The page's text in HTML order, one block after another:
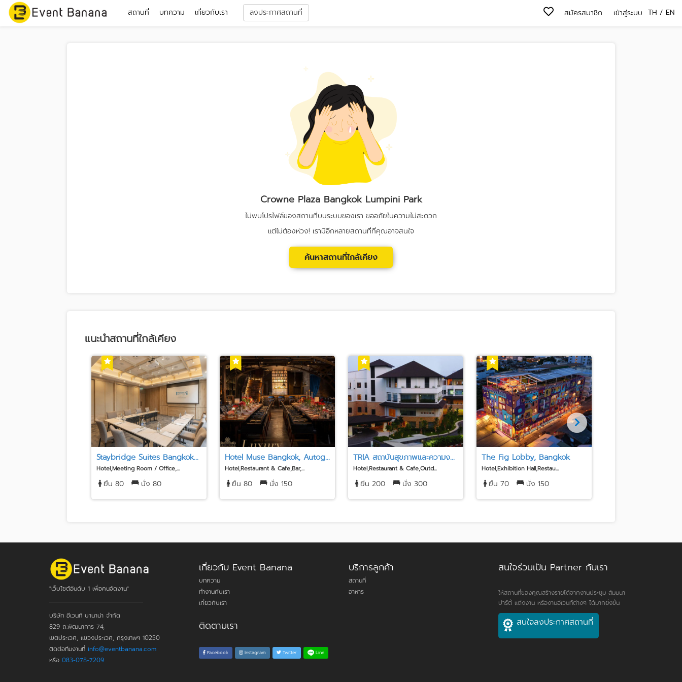
สถานที่ บทความ เกี่ยวกับเรา ลงประกาศสถานที่ TH / EN
สมัครสมาชิก เข้าสู่ระบบ
Crowne Plaza Bangkok Lumpini Park
ไม่พบโปรไฟล์ของสถานที่บนระบบของเรา ขออภัยในความไม่สะดวก
แต่ไม่ต้องห่วง! เรามีอีกหลายสถานที่ที่คุณอาจสนใจ
ค้นหาสถานที่ใกล้เคียง
แนะนำสถานที่ใกล้เคียง
Staybridge Suites Bangkok...
Hotel,Meeting Room / Office,...
ยืน 80 นั่ง 80
Hotel Muse Bangkok, Autog...
Hotel,Restaurant & Cafe,Bar,...
ยืน 80 นั่ง 150
TRIA สถาบันสุขภาพและความง...
Hotel,Restaurant & Cafe,Outd...
ยืน 200 นั่ง 300
The Fig Lobby, Bangkok
Hotel,Exhibition Hall,Restau...
ยืน 70 นั่ง 150
"เว็บไซต์อันดับ 1 เพื่อคนจัดงาน"
บริษัท อีเวนท์ บานาน่า จำกัด
829 ถ.พัฒนาการ 74,
เขตประเวศ, แขวงประเวศ, กรุงเทพฯ 10250
ติดต่อทีมงานที่ info@eventbanana.com
หรือ 083-078-7209
เกี่ยวกับ Event Banana
บทความ
ทำงานกับเรา
เกี่ยวกับเรา
ติดตามเรา
Facebook Instagram Twitter Line
บริการลูกค้า
สถานที่
อาหาร
สนใจร่วมเป็น Partner กับเรา
ให้สถานที่ของคุณสร้างรายได้จากงานประชุม สัมมนา
ปาร์ตี้ แต่งงาน หรืองานอีเวนท์ต่างๆ ได้มากยิ่งขึ้น
สนใจลงประกาศสถานที่